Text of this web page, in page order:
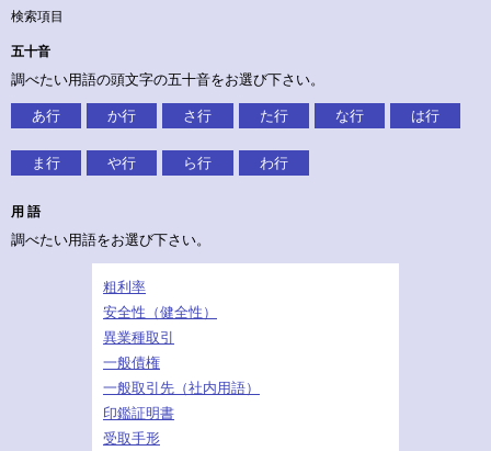
検索項目
五十音
調べたい用語の頭文字の五十音をお選び下さい。
あ行 か行 さ行 た行 な行 は行
ま行 や行 ら行 わ行
用 語
調べたい用語をお選び下さい。
粗利率
安全性（健全性）
異業種取引
一般債権
一般取引先（社内用語）
印鑑証明書
受取手形